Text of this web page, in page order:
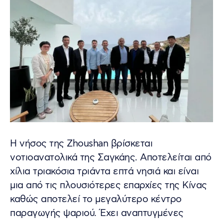
Η νήσος της Zhoushan βρίσκεται
νοτιοανατολικά της Σαγκάης. Αποτελείται από
χίλια τριακόσια τριάντα επτά νησιά και είναι
μια από τις πλουσιότερες επαρχίες της Κίνας
καθώς αποτελεί το μεγαλύτερο κέντρο
παραγωγής ψαριού. Έχει αναπτυγμένες